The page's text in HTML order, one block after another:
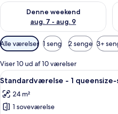
Denne weekend
aug. 7 - aug. 9
Tjek tilgængelighed for denne
Tilgængelige
filtre
for
værelser
Alle værelser 1 seng 2 senge 3+
Viser 10 ud af 10 værelser
Indlæs
alle
billeder
af
8
Standardværelse - 1
24 m²
1 soveværelse